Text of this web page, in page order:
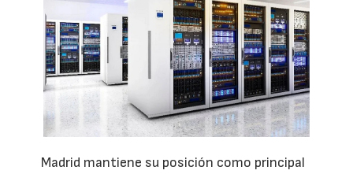
Madrid mantiene su posición como principal